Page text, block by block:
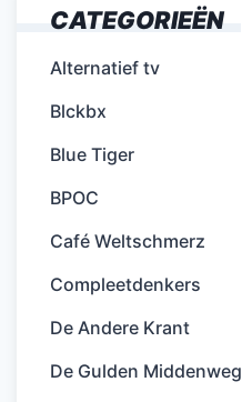
CATEGORIEËN
Alternatief tv
Blckbx
Blue Tiger
BPOC
Café Weltschmerz
Compleetdenkers
De Andere Krant
De Gulden Middenweg